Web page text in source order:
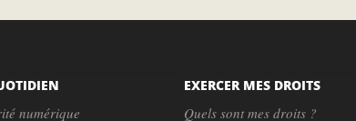
numérique
EXERCER MES DROITS
Quels sont mes droits ?